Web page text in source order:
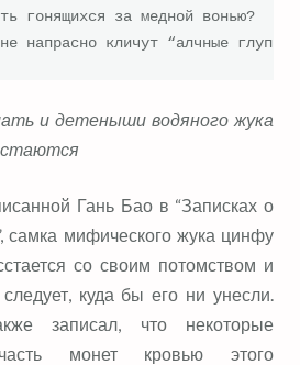
гонящихся за медной вонью?
напрасно кличут “алчные глупцы”
и детеныши водяного жука
Гань Бао в “Записках о
самка мифического жука цинфу
со своим потомством и
куда бы его ни унесли.
записал, что некоторые
монет кровью этого